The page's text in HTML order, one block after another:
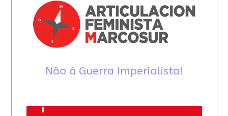
Não à Guerra Imperialista!